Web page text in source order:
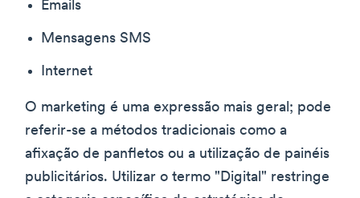
Emails
Mensagens SMS
Internet
O marketing é uma expressão mais geral; pode
referir-se a métodos tradicionais como a
afixação de panfletos ou a utilização de painéis
publicitários. Utilizar o termo "Digital" restringe